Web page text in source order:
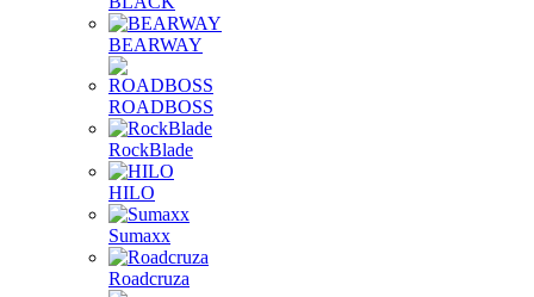
BEARWAY
ROADBOSS
RockBlade
HILO
Sumaxx
Roadcruza